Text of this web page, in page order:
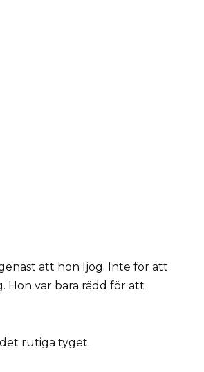
att hon ljög. Inte för att
Hon var bara rädd för att
rutiga tyget.